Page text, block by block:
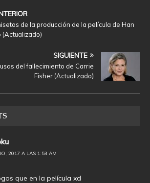
de la producción de la película de Han
(Actualizado)
SIGUIENTE
del fallecimiento de Carrie
Fisher (Actualizado)
2017 A LAS 1:53 AM
que en la película xd